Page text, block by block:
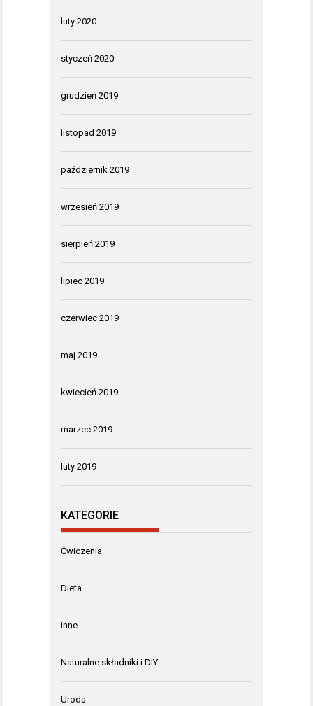
luty 2020
styczeń 2020
grudzień 2019
listopad 2019
październik 2019
wrzesień 2019
sierpień 2019
lipiec 2019
czerwiec 2019
maj 2019
kwiecień 2019
marzec 2019
luty 2019
KATEGORIE
Ćwiczenia
Dieta
Inne
Naturalne składniki i DIY
Uroda